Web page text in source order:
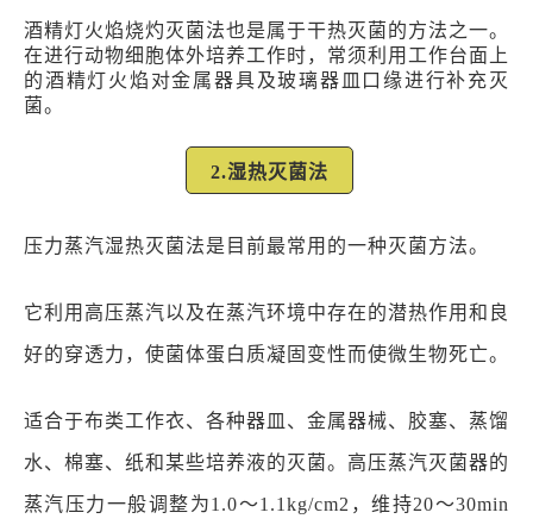
酒精灯火焰烧灼灭菌法也是属于干热灭菌的方法之一。
在进行动物细胞体外培养工作时，常须利用工作台面上
的酒精灯火焰对金属器具及玻璃器皿口缘进行补充灭
菌。
2.湿热灭菌法
压力蒸汽湿热灭菌法是目前最常用的一种灭菌方法。
它利用高压蒸汽以及在蒸汽环境中存在的潜热作用和良
好的穿透力，使菌体蛋白质凝固变性而使微生物死亡。
适合于布类工作衣、各种器皿、金属器械、胶塞、蒸馏
水、棉塞、纸和某些培养液的灭菌。高压蒸汽灭菌器的
蒸汽压力一般调整为1.0～1.1kg/cm2，维持20～30min